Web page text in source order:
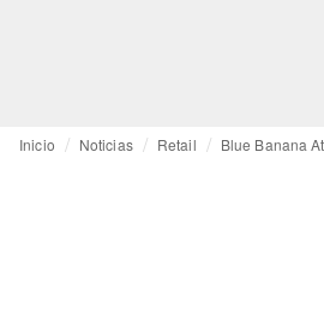
Inicio Noticias Retail